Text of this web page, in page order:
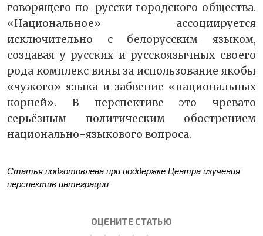
говорящего по-русски городского общества.
«Национальное» ассоциируется
исключительно с белорусским языком,
создавая у русских и русскоязычных своего
рода комплекс вины за использование якобы
«чужого» языка и забвение «национальных
корней». В перспективе это чревато
серьёзным политическим обострением
национально-языкового вопроса.
Статья подготовлена при поддержке Центра изучения
перспектив интеграции
ОЦЕНИТЕ СТАТЬЮ